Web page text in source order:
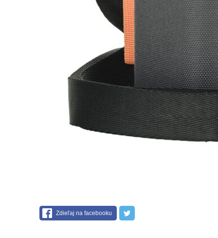
Zdieľaj na facebooku